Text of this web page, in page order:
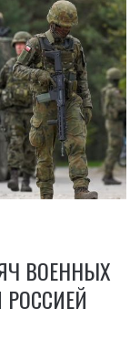
ВОЕННЫХ